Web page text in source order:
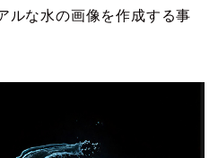
ルな水の画像を作成する事